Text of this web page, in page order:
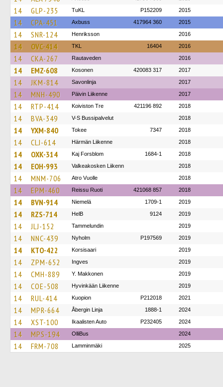
14 GLP-235 TuKL P152209 2015
14 CPA-451 Axbuss 417964 360 2015
14 SNR-124 Henriksson 2016
14 OVC-414 TKL 16404 2016
14 CKA-267 Rautaveden 2016
14 EMZ-608 Kosonen 420083 317 2017
14 JKM-814 Savonlinja 2017
14 MNH-490 Päivin Liikenne 2017
14 RTP-414 Koiviston Tre 421196 892 2018
14 BVA-349 V-S Bussipalvelut 2018
14 YXM-840 Tokee 7347 2018
14 CLJ-614 Härmän Liikenne 2018
14 OXK-314 Kaj Forsblom 1684-1 2018
14 EOH-993 Valkeakosken Liikenn 2018
14 MNM-706 Atro Vuolle 2018
14 EPM-460 Reissu Ruoti 421068 857 2018
14 BVN-914 Niemelä 1709-1 2019
14 RZS-714 HelB 9124 2019
14 JLJ-152 Tammelundin 2019
14 NNC-439 Nyholm P197569 2019
14 KTO-422 Korsisaari 2019
14 ZPM-652 Ingves 2019
14 CMH-889 Y. Makkonen 2019
14 COE-508 Hyvinkään Liikenne 2019
14 RUL-414 Kuopion P212018 2021
14 MPR-664 Åbergin Linja 1888-1 2024
14 XST-100 Ikaalisten Auto P232405 2024
14 MPS-194 OlliBus 2024
14 FRM-708 Lamminmäki 2025